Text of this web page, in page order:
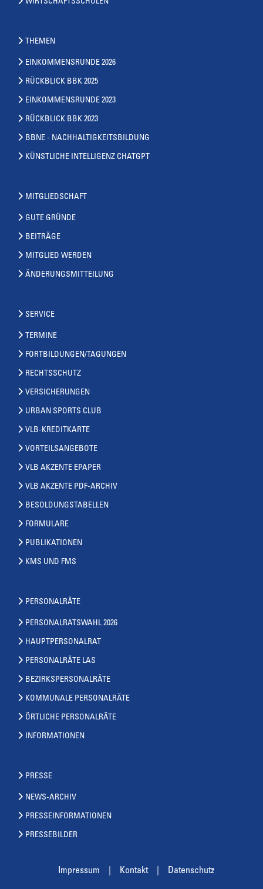
WIRTSCHAFTSSCHULEN
THEMEN
EINKOMMENSRUNDE 2026
RÜCKBLICK BBK 2025
EINKOMMENSRUNDE 2023
RÜCKBLICK BBK 2023
BBNE - NACHHALTIGKEITSBILDUNG
KÜNSTLICHE INTELLIGENZ CHATGPT
MITGLIEDSCHAFT
GUTE GRÜNDE
BEITRÄGE
MITGLIED WERDEN
ÄNDERUNGSMITTEILUNG
SERVICE
TERMINE
FORTBILDUNGEN/TAGUNGEN
RECHTSSCHUTZ
VERSICHERUNGEN
URBAN SPORTS CLUB
VLB-KREDITKARTE
VORTEILSANGEBOTE
VLB AKZENTE EPAPER
VLB AKZENTE PDF-ARCHIV
BESOLDUNGSTABELLEN
FORMULARE
PUBLIKATIONEN
KMS UND FMS
PERSONALRÄTE
PERSONALRATSWAHL 2026
HAUPTPERSONALRAT
PERSONALRÄTE LAS
BEZIRKSPERSONALRÄTE
KOMMUNALE PERSONALRÄTE
ÖRTLICHE PERSONALRÄTE
INFORMATIONEN
PRESSE
NEWS-ARCHIV
PRESSEINFORMATIONEN
PRESSEBILDER
Impressum Kontakt Datenschutz